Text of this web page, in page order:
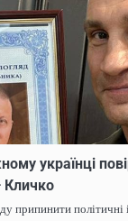
українці
Кличко
припинити політичні